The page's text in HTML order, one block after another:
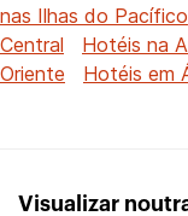
nas Ilhas do Pacífico
Central
Hotéis na
Oriente
Hotéis em
Visualizar